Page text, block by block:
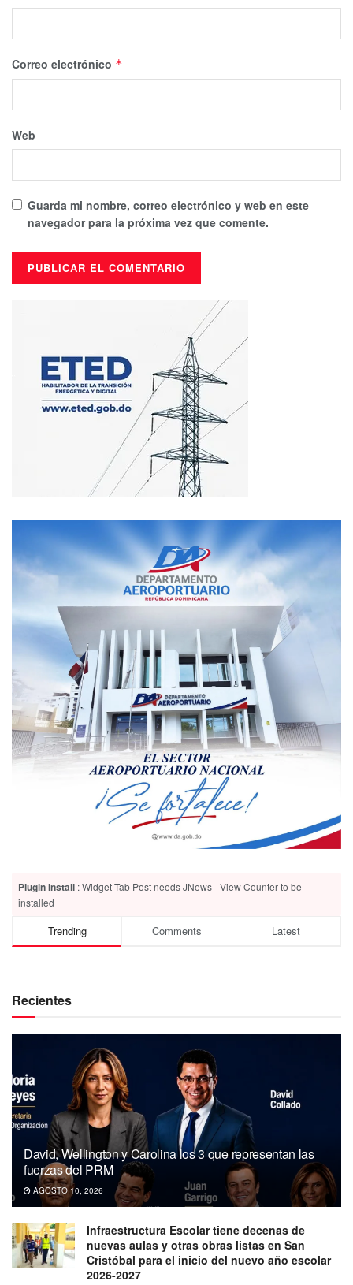
Correo electrónico *
Web
Guarda mi nombre, correo electrónico y web en este
navegador para la próxima vez que comente.
Plugin Install : Widget Tab Post needs JNews - View Counter to be
installed
Trending Comments Latest
Recientes
David, Wellington y Carolina los 3 que representan las
fuerzas del PRM
AGOSTO 10, 2026
Infraestructura Escolar tiene decenas de
nuevas aulas y otras obras listas en San
Cristóbal para el inicio del nuevo año escolar
2026-2027